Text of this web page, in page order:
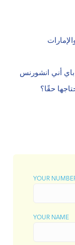
أني انشورنس
حقًا؟
YOUR
YOUR NAME